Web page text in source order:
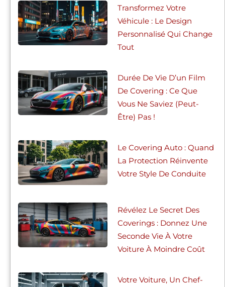
Transformez Votre
Véhicule : Le Design
Personnalisé Qui Change
Tout
Durée De Vie D’un Film
De Covering : Ce Que
Vous Ne Saviez (peut-
Être) Pas !
Le Covering Auto : Quand
La Protection Réinvente
Votre Style De Conduite
Révélez Le Secret Des
Coverings : Donnez Une
Seconde Vie À Votre
Voiture À Moindre Coût
Votre Voiture, Un Chef-